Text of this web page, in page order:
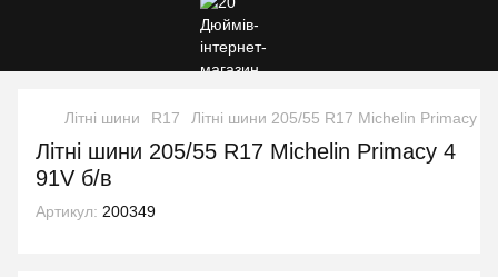
Літні шини R17 Літні шини 205/55 R17 Michelin Primacy 4
Літні шини 205/55 R17 Michelin Primacy 4
91V б/в
Артикул: 200349